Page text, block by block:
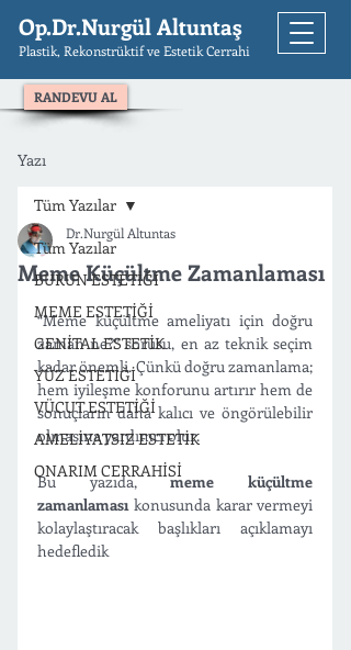
Op.Dr.Nurgül Altuntaş
Plastik, Rekonstrüktif ve Estetik Cerrahi
RANDEVU AL
Yazı
Tüm Yazılar
BURUN ESTETİĞİ
MEME ESTETİĞİ
GENİTAL ESTETİK
YÜZ ESTETİĞİ
VÜCUT ESTETİĞİ
AMELİYATSIZ ESTETİK
ONARIM CERRAHİSİ
Tüm Yazılar
Meme Küçültme Zamanlaması
Dr.Nurgül Altuntas
“Meme küçültme ameliyatı için doğru
zaman ne?” sorusu, en az teknik seçim
kadar önemli. Çünkü doğru zamanlama;
hem iyileşme konforunu artırır hem de
sonuçların daha kalıcı ve öngörülebilir
olmasına yardımcı olur.
Bu yazıda, meme küçültme
zamanlaması konusunda karar vermeyi
kolaylaştıracak başlıkları açıklamayı
hedefledik